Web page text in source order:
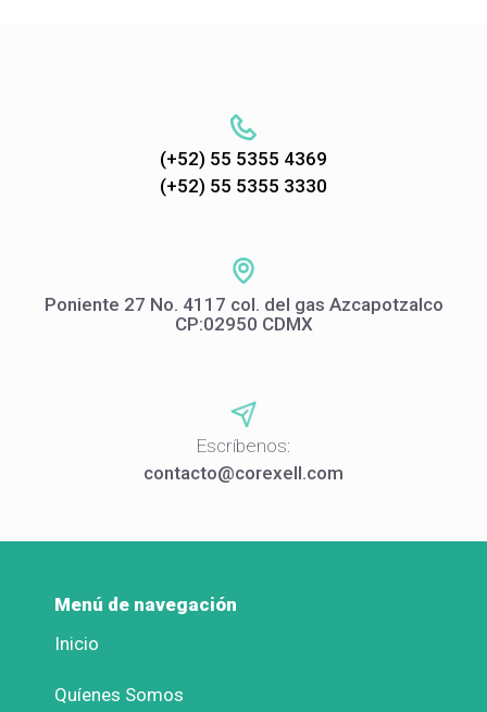
(+52) 55 5355 4369
(+52) 55 5355 3330
Poniente 27 No. 4117 col. del gas Azcapotzalco
CP:02950 CDMX
Escríbenos:
contacto@corexell.com
Menú de navegación
Inicio
Quíenes Somos